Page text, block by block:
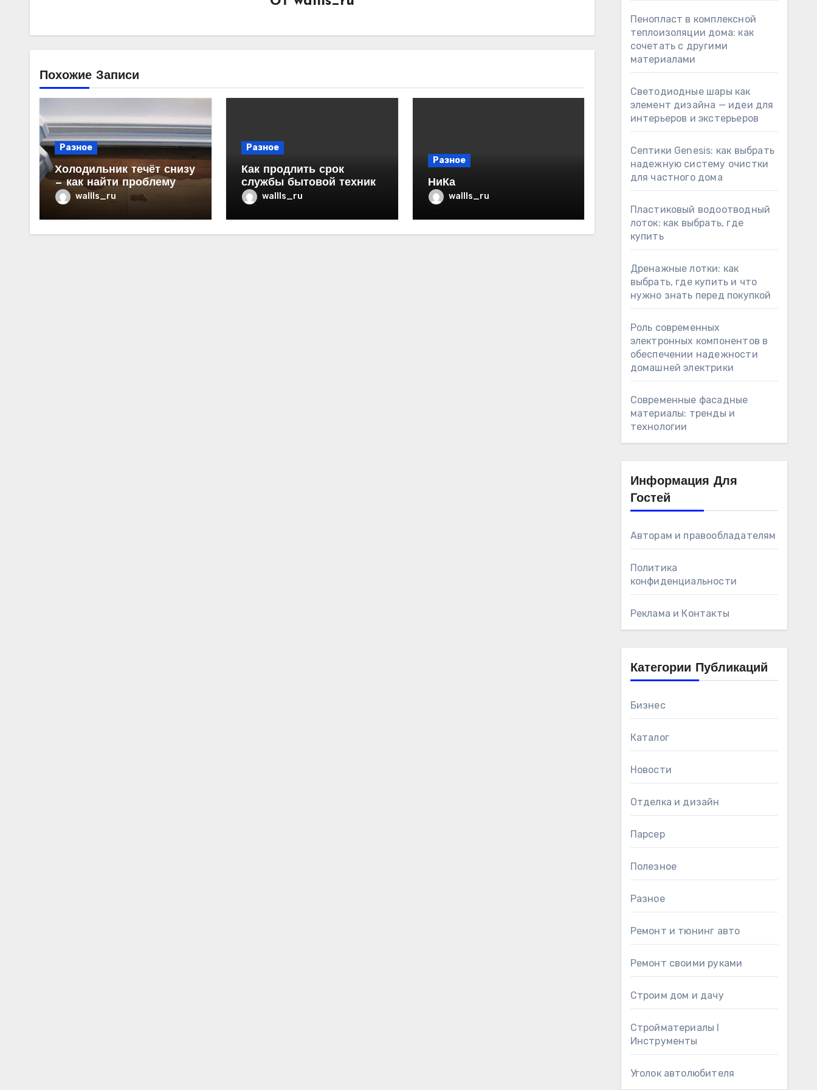
Похожие Записи
Разное
Холодильник течёт снизу
— как найти проблему
wallls_ru
Разное
Как продлить срок
службы бытовой техники
в квартире
wallls_ru
Разное
НиКа
wallls_ru
Пенопласт в комплексной
теплоизоляции дома: как
сочетать с другими
материалами
Светодиодные шары как
элемент дизайна — идеи для
интерьеров и экстерьеров
Септики Genesis: как выбрать
надежную систему очистки
для частного дома
Пластиковый водоотводный
лоток: как выбрать, где
купить
Дренажные лотки: как
выбрать, где купить и что
нужно знать перед покупкой
Роль современных
электронных компонентов в
обеспечении надежности
домашней электрики
Современные фасадные
материалы: тренды и
технологии
Информация Для
Гостей
Авторам и правообладателям
Политика
конфиденциальности
Реклама и Контакты
Категории Публикаций
Бизнес
Каталог
Новости
Отделка и дизайн
Парсер
Полезное
Разное
Ремонт и тюнинг авто
Ремонт своими руками
Строим дом и дачу
Стройматериалы l
Инструменты
Уголок автолюбителя